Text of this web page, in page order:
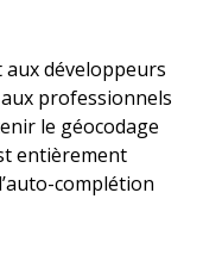
aux développeurs
professionnels
le géocodage
entièrement
complétion